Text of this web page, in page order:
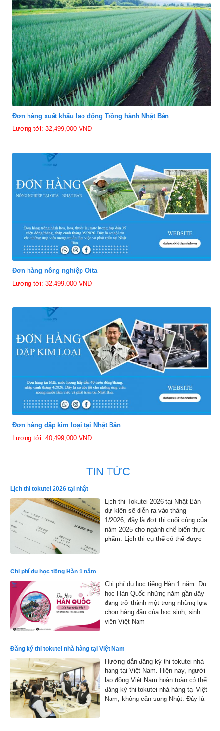
Đơn hàng xuất khẩu lao động Trồng hành Nhật Bản
Lương tới: 32,499,000 VND
Đơn hàng nông nghiệp Oita
Lương tới: 32,499,000 VND
Đơn hàng dập kim loại tại Nhật Bản
Lương tới: 40,499,000 VND
TIN TỨC
Lịch thi tokutei 2026 tại nhật
Lịch thi Tokutei 2026 tại Nhật Bản
dự kiến sẽ diễn ra vào tháng
1/2026, đây là đợt thi cuối cùng của
năm 2025 cho ngành chế biến thực
phẩm. Lịch thi cụ thể có thể được
2026
Chi phí du học tiếng Hàn 1 năm
Chi phí du học tiếng Hàn 1 năm. Du
học Hàn Quốc những năm gần đây
đang trở thành một trong những lựa
chọn hàng đầu của học sinh, sinh
viên Việt Nam
Đăng ký thi tokutei nhà hàng tại Việt Nam
Hướng dẫn đăng ký thi tokutei nhà
hàng tại Việt Nam. Hiện nay, người
lao động Việt Nam hoàn toàn có thể
đăng ký thi tokutei nhà hàng tại Việt
Nam, không cần sang Nhật. Đây là